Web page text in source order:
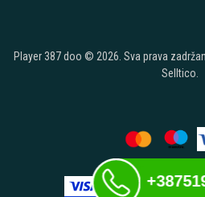
Player 387 doo © 2026. Sva prava
Selltico.